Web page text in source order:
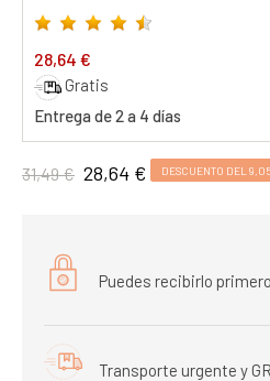
28,64 €
Gratis
Entrega de 2 a 4 días
31,49 € 28,64 € DESCUENTO DEL
Puedes recibirlo
Transporte urgente y